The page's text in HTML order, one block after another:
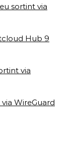
sortint via
Hub 9
via
WireGuard